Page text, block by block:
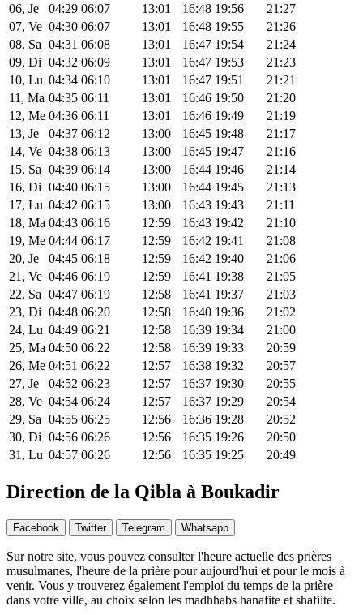
06, Je
04:29 06:07 13:01 16:48 19:56
21:27
07, Ve 04:30 06:07 13:01 16:48 19:55
21:26
08, Sa 04:31 06:08 13:01 16:47 19:54
21:24
09, Di 04:32 06:09 13:01 16:47 19:53
21:23
10, Lu 04:34 06:10 13:01 16:47 19:51
21:21
11, Ma 04:35 06:11 13:01 16:46 19:50
21:20
12, Me 04:36 06:11 13:01 16:46 19:49
21:19
13, Je
04:37 06:12 13:00 16:45 19:48
21:17
14, Ve 04:38 06:13 13:00 16:45 19:47
21:16
15, Sa 04:39 06:14 13:00 16:44 19:46
21:14
16, Di 04:40 06:15 13:00 16:44 19:45
21:13
17, Lu 04:42 06:15 13:00 16:43 19:43
21:11
18, Ma 04:43 06:16 12:59 16:43 19:42
21:10
19, Me 04:44 06:17 12:59 16:42 19:41
21:08
20, Je
04:45 06:18 12:59 16:42 19:40
21:06
21, Ve 04:46 06:19 12:59 16:41 19:38
21:05
22, Sa 04:47 06:19 12:58 16:41 19:37
21:03
23, Di 04:48 06:20 12:58 16:40 19:36
21:02
24, Lu 04:49 06:21 12:58 16:39 19:34
21:00
25, Ma 04:50 06:22 12:58 16:39 19:33
20:59
26, Me 04:51 06:22 12:57 16:38 19:32
20:57
27, Je
04:52 06:23 12:57 16:37 19:30
20:55
28, Ve 04:54 06:24 12:57 16:37 19:29
20:54
29, Sa 04:55 06:25 12:56 16:36 19:28
20:52
30, Di 04:56 06:26 12:56 16:35 19:26
20:50
31, Lu 04:57 06:26 12:56 16:35 19:25 20:49
Direction de la Qibla à Boukadir
Facebook Twitter Telegram Whatsapp
Sur notre site, vous pouvez consulter l'heure actuelle des prières
musulmanes, l'heure de la prière pour aujourd'hui et pour le mois à
venir. Vous y trouverez également l'emploi du temps de la prière
dans votre ville, au choix selon les madhhabs hanafite et shafiite.